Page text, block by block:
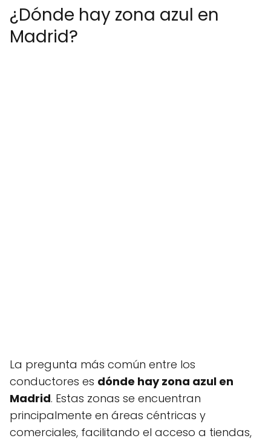
¿Dónde hay zona azul en
Madrid?
La pregunta más común entre los
conductores es dónde hay zona azul en
Madrid. Estas zonas se encuentran
principalmente en áreas céntricas y
comerciales, facilitando el acceso a tiendas,